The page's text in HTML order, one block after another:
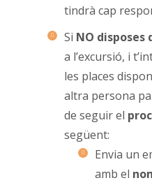
tindrà cap
Si NO disposes
a l’excursió, i
les places
altra persona
de seguir el
següent:
Envia un
amb el